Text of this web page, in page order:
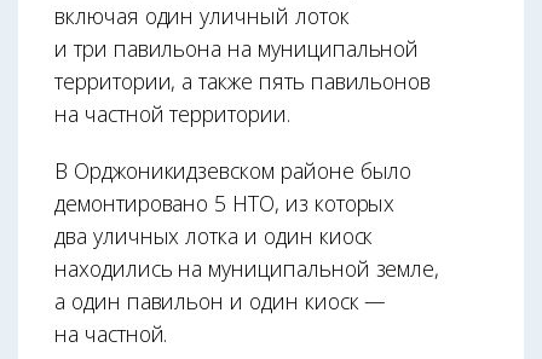
включая один уличный лоток
и три павильона на муниципальной
территории, а также пять павильонов
на частной территории.
В Орджоникидзевском районе было
демонтировано 5 НТО, из которых
два уличных лотка и один киоск
находились на муниципальной земле,
а один павильон и один киоск —
на частной.